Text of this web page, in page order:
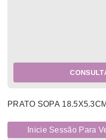
PRATO SOPA
Inicie Sessão Para